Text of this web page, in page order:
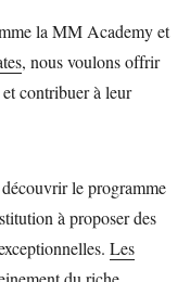
la MM Academy et
, nous voulons offrir
contribuer à leur
le programme
à proposer des
Les